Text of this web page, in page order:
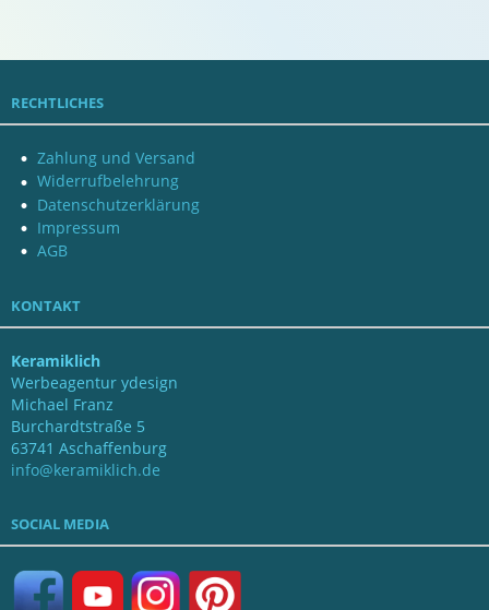
RECHTLICHES
Zahlung und Versand
Widerrufbelehrung
Datenschutzerklärung
Impressum
AGB
KONTAKT
Keramiklich
Werbeagentur ydesign
Michael Franz
Burchardtstraße 5
63741 Aschaffenburg
info@keramiklich.de
SOCIAL MEDIA